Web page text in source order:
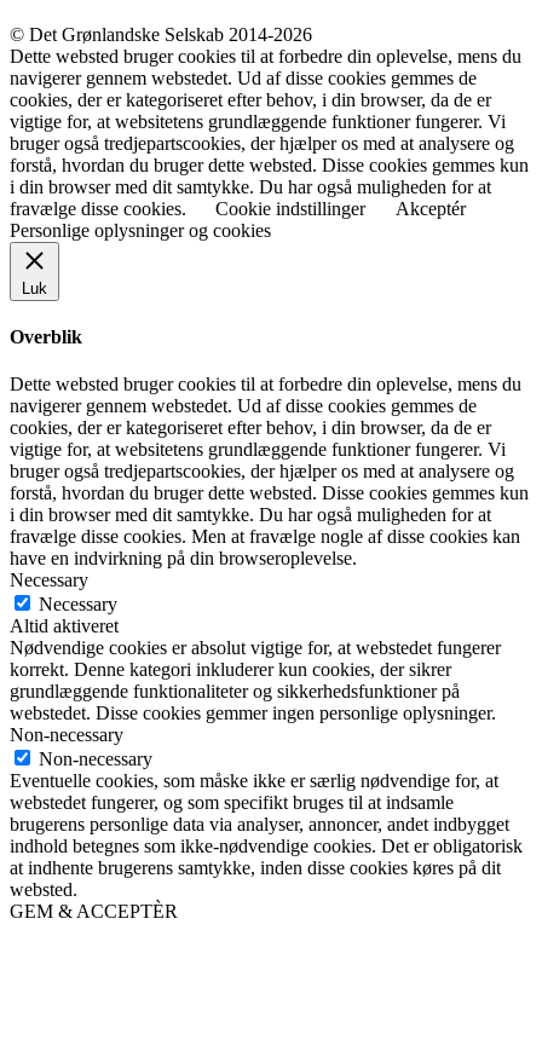
© Det Grønlandske Selskab 2014-2026
Dette websted bruger cookies til at forbedre din oplevelse, mens du
navigerer gennem webstedet. Ud af disse cookies gemmes de
cookies, der er kategoriseret efter behov, i din browser, da de er
vigtige for, at websitetens grundlæggende funktioner fungerer. Vi
bruger også tredjepartscookies, der hjælper os med at analysere og
forstå, hvordan du bruger dette websted. Disse cookies gemmes kun
i din browser med dit samtykke. Du har også muligheden for at
fravælge disse cookies.
Cookie indstillinger
Akceptér
Personlige oplysninger og cookies
Luk
Overblik
Dette websted bruger cookies til at forbedre din oplevelse, mens du
navigerer gennem webstedet. Ud af disse cookies gemmes de
cookies, der er kategoriseret efter behov, i din browser, da de er
vigtige for, at websitetens grundlæggende funktioner fungerer. Vi
bruger også tredjepartscookies, der hjælper os med at analysere og
forstå, hvordan du bruger dette websted. Disse cookies gemmes kun
i din browser med dit samtykke. Du har også muligheden for at
fravælge disse cookies. Men at fravælge nogle af disse cookies kan
have en indvirkning på din browseroplevelse.
Necessary
Necessary
Altid aktiveret
Nødvendige cookies er absolut vigtige for, at webstedet fungerer
korrekt. Denne kategori inkluderer kun cookies, der sikrer
grundlæggende funktionaliteter og sikkerhedsfunktioner på
webstedet. Disse cookies gemmer ingen personlige oplysninger.
Non-necessary
Non-necessary
Eventuelle cookies, som måske ikke er særlig nødvendige for, at
webstedet fungerer, og som specifikt bruges til at indsamle
brugerens personlige data via analyser, annoncer, andet indbygget
indhold betegnes som ikke-nødvendige cookies. Det er obligatorisk
at indhente brugerens samtykke, inden disse cookies køres på dit
websted.
GEM & ACCEPTÈR